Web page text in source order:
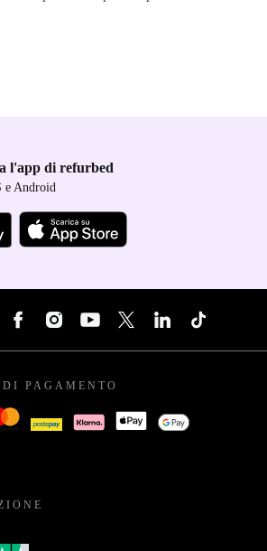
l'app di refurbed
e Android
PAGAMENTO